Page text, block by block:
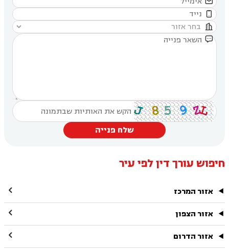



שלח פנייה
חיפוש עורך דין לפי עיר
אזור המרכז 
אזור הצפון 
אזור הדרום 